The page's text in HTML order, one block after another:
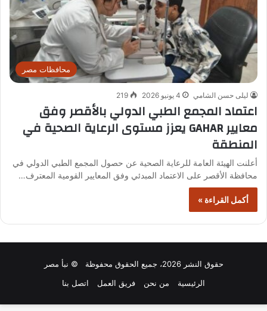
محافظات مصر
ليلى حسن الشامي 4 يونيو 2026 219
اعتماد المجمع الطبي الدولي بالأقصر وفق
معايير GAHAR يعزز مستوى الرعاية الصحية في
المنطقة
أعلنت الهيئة العامة للرعاية الصحية عن حصول المجمع الطبي الدولي في
محافظة الأقصر على الاعتماد المبدئي وفق المعايير القومية المعترف…
أكمل القراءة »
حقوق النشر 2026، جميع الحقوق محفوظة © نبأ مصر
الرئيسية
من نحن فريق العمل اتصل بنا